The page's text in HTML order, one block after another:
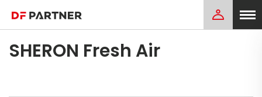
SHERON Fresh Air